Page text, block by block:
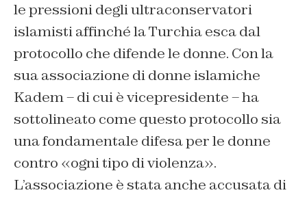
le pressioni degli ultraconservatori
islamisti affinché la Turchia esca dal
protocollo che difende le donne. Con la
sua associazione di donne islamiche
Kadem – di cui è vicepresidente – ha
sottolineato come questo protocollo sia
una fondamentale difesa per le donne
contro «ogni tipo di violenza».
L’associazione è stata anche accusata di